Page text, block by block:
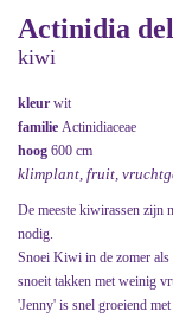
Actinidia
kiwi
kleur wit
familie Actinidiaceae
hoog 600 cm
klimplant, fruit,
De meeste kiwirassen zijn
nodig.
Snoei Kiwi in de zomer als
snoeit takken met weinig
'Jenny' is snel groeiend